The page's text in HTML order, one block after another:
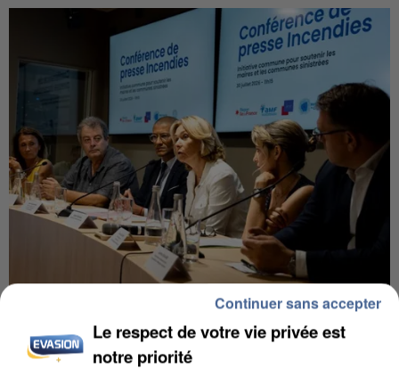
INCENDIES : L’ÎLE-DE-FRANCE LANCE UN ÉLAN
DE SOLIDARITÉ AVEC LES...
Le respect de votre vie privée est
notre priorité
Continuer sans accepter